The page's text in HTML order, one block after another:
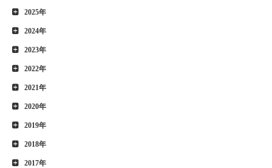
2025年
2024年
2023年
2022年
2021年
2020年
2019年
2018年
2017年